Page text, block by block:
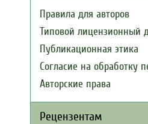
Правила для авторов
Типовой лицензионный
Публикационная этика
Согласие на обработку
Авторские права
Рецензентам